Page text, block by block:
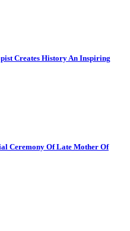
Creates History An Inspiring
Ceremony Of Late Mother Of